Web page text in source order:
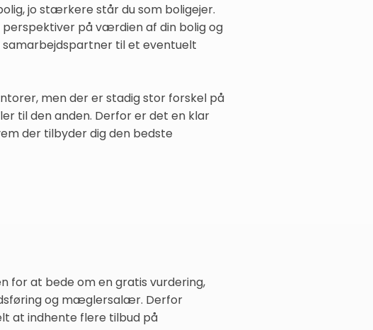
jo stærkere står du som boligejer.
på værdien af din bolig og
til et eventuelt
men der er stadig stor forskel på
til den anden. Derfor er det en klar
der tilbyder dig den bedste
for at bede om en gratis vurdering,
og mæglersalær. Derfor
at indhente flere tilbud på